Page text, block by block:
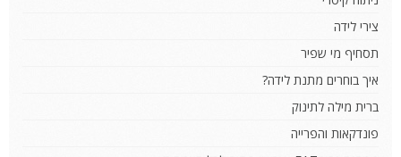
צירי לידה
תסחיף מי שפיר
איך בוחרים מתנת לידה?
ברית מילה לתינוק
פונדקאות והפרייה